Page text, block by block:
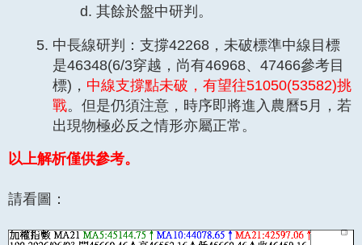
其餘於盤中研判。
中長線研判：支撐42268，未破標準中線目標
是46348(6/3穿越，尚有46968、47466參考目
標)， 中線支撐點未破，有望往51050(53582)挑
戰。但是仍須注意，時序即將進入農曆5月，若
出現物極必反之情形亦屬正常。
以上解析僅供參考。
請看圖：